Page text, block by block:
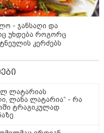
- ჯანსაღი და
უხდება როგორც
კერძებს
ლატარიას
ლანა ლატარია“ - რა
ტრაგიკულად